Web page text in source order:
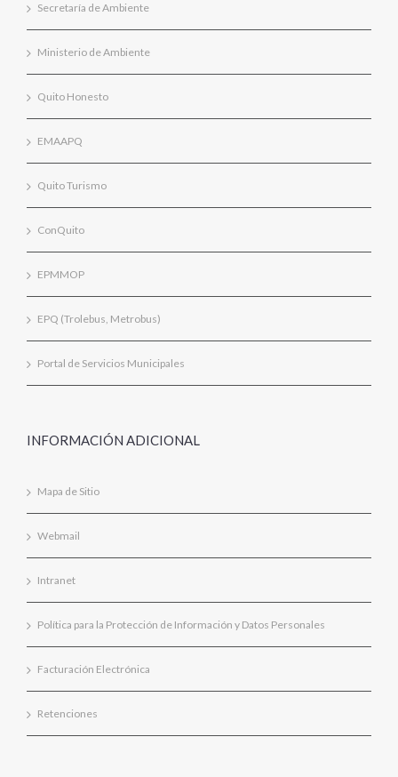
Secretaría de Ambiente
Ministerio de Ambiente
Quito Honesto
EMAAPQ
Quito Turismo
ConQuito
EPMMOP
EPQ (Trolebus, Metrobus)
Portal de Servicios Municipales
INFORMACIÓN ADICIONAL
Mapa de Sitio
Webmail
Intranet
Política para la Protección de Información y Datos Personales
Facturación Electrónica
Retenciones